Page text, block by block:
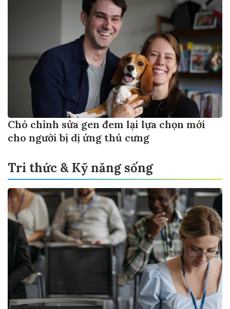
Chó chỉnh sửa gen đem lại lựa chọn mới
cho người bị dị ứng thú cưng
Tri thức & Kỹ năng sống